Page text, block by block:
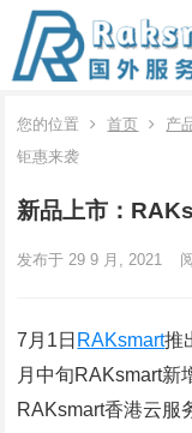
您的位置 首页 产
钜惠来袭
新品上市：
发布于 29 9 月, 2021
7月1日 RAKsmart推
月中旬RAKsmart新
RAKsmart香港云服